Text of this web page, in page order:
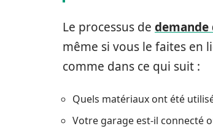
Le processus de demande
même si vous le faites en
comme dans ce qui suit :
Quels matériaux ont été
Votre garage est-il connecté